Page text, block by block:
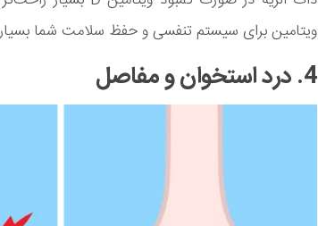
ویتامین برای سیستم تنفسی و حفظ سلامت شما
4. درد استخوان و مفاصل